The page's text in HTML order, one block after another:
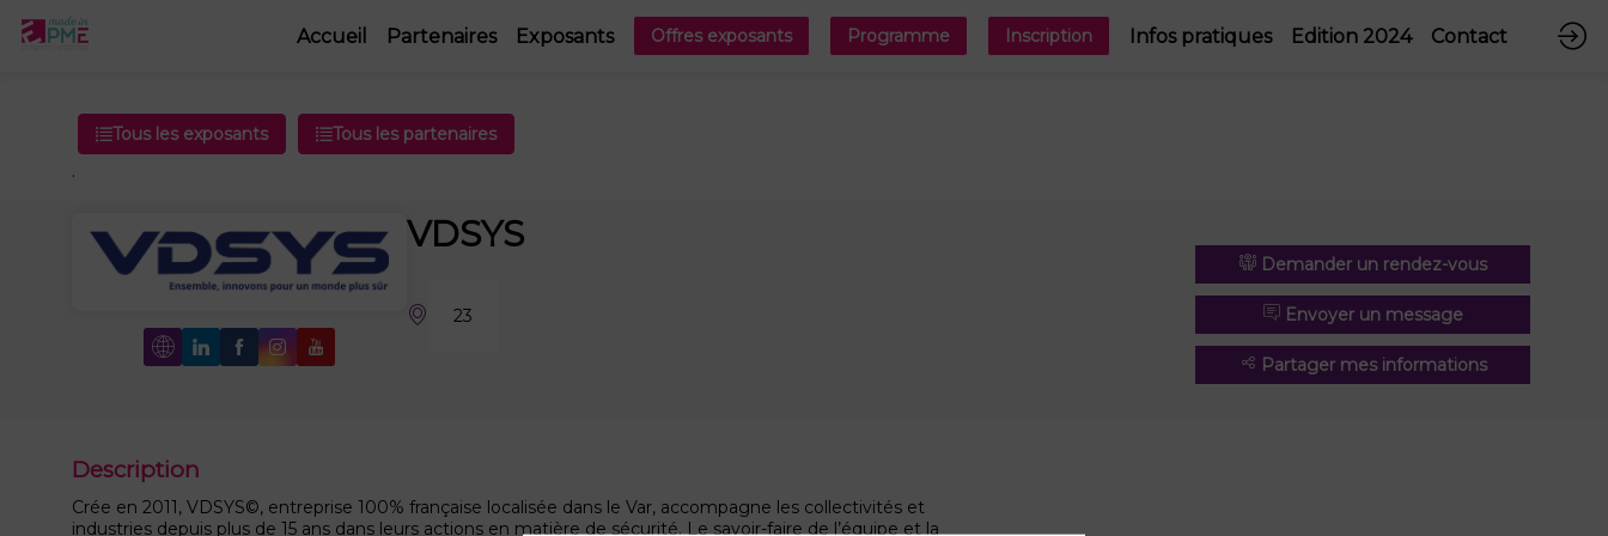
Accueil Partenaires Exposants Offres exposants Programme Inscription Infos pratiques Edition 2024 Contact
Tous les exposants
Tous les partenaires
.
Demander un rendez-vous
Envoyer un message
Partager mes informations
VDSYS
23
Description
Crée en 2011, VDSYS©, entreprise 100% française localisée dans le Var, accompagne les collectivités et
industries depuis plus de 15 ans dans leurs actions en matière de sécurité. Le savoir-faire de l’équipe et la